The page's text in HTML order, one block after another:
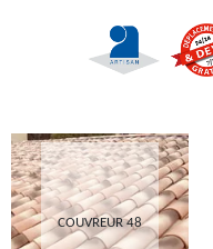
COUVREUR 48